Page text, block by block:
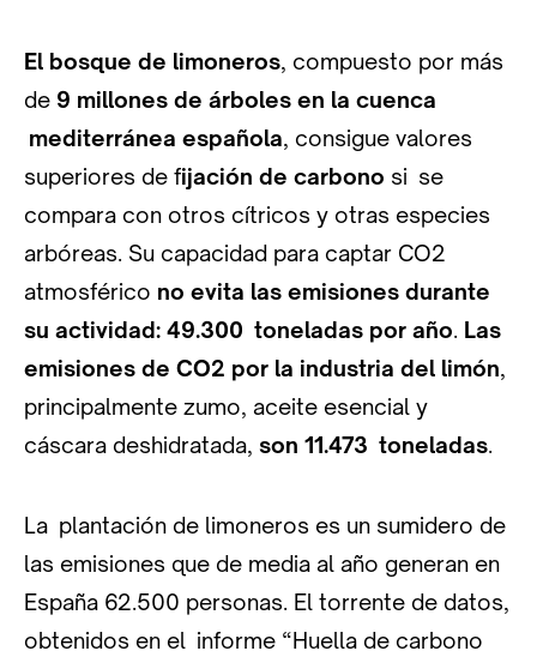
El bosque de limoneros, compuesto por más
de 9 millones de árboles en la cuenca
mediterránea española, consigue valores
superiores de fijación de carbono si se
compara con otros cítricos y otras especies
arbóreas. Su capacidad para captar CO2
atmosférico no evita las emisiones durante
su actividad: 49.300 toneladas por año. Las
emisiones de CO2 por la industria del limón,
principalmente zumo, aceite esencial y
cáscara deshidratada, son 11.473 toneladas.
La plantación de limoneros es un sumidero de
las emisiones que de media al año generan en
España 62.500 personas. El torrente de datos,
obtenidos en el informe “Huella de carbono